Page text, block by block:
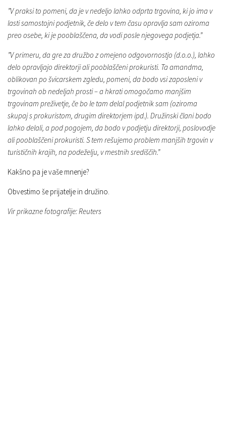
”V praksi to pomeni, da je v nedeljo lahko odprta trgovina, ki jo ima v
lasti samostojni podjetnik, če delo v tem času opravlja sam oziroma
preo osebe, ki je pooblaščena, da vodi posle njegovega podjetja.”
”V primeru, da gre za družbo z omejeno odgovornostjo (d.o.o.), lahko
delo opravljajo direktorji ali pooblaščeni prokuristi. Ta amandma,
oblikovan po švicarskem zgledu, pomeni, da bodo vsi zaposleni v
trgovinah ob nedeljah prosti – a hkrati omogočamo manjšim
trgovinam preživetje, če bo le tam delal podjetnik sam (oziroma
skupaj s prokuristom, drugim direktorjem ipd.). Družinski člani bodo
lahko delali, a pod pogojem, da bodo v podjetju direktorji, poslovodje
ali pooblaščeni prokuristi. S tem rešujemo problem manjših trgovin v
turističnih krajih, na podeželju, v mestnih središčih.”
Kakšno pa je vaše mnenje?
Obvestimo še prijatelje in družino.
Vir prikazne fotografije: Reuters